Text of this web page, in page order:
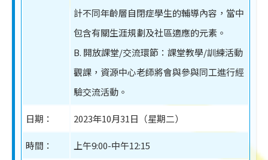
計不同年齡層自閉症學生的輔導內容，當中
包含有關生涯規劃及社區適應的元素。
B. 開放課堂/交流環節：課堂教學/訓練活動
觀課，資源中心老師將會與參與同工進行經
驗交流活動。
日期： 2023年10月31日（星期二）
時間： 上午9:00-中午12:15